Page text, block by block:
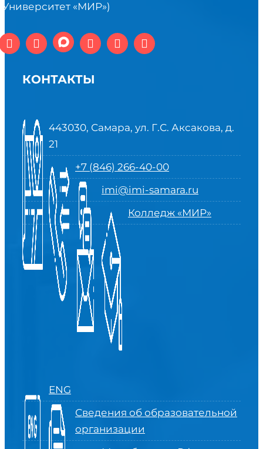
«МИР»)
КОНТАКТЫ
443030, Самара, ул. Г.С. Аксакова, д.
21
+7 (846) 266-40-00
imi@imi-samara.ru
Колледж «МИР»
ENG
Сведения об образовательной
организации